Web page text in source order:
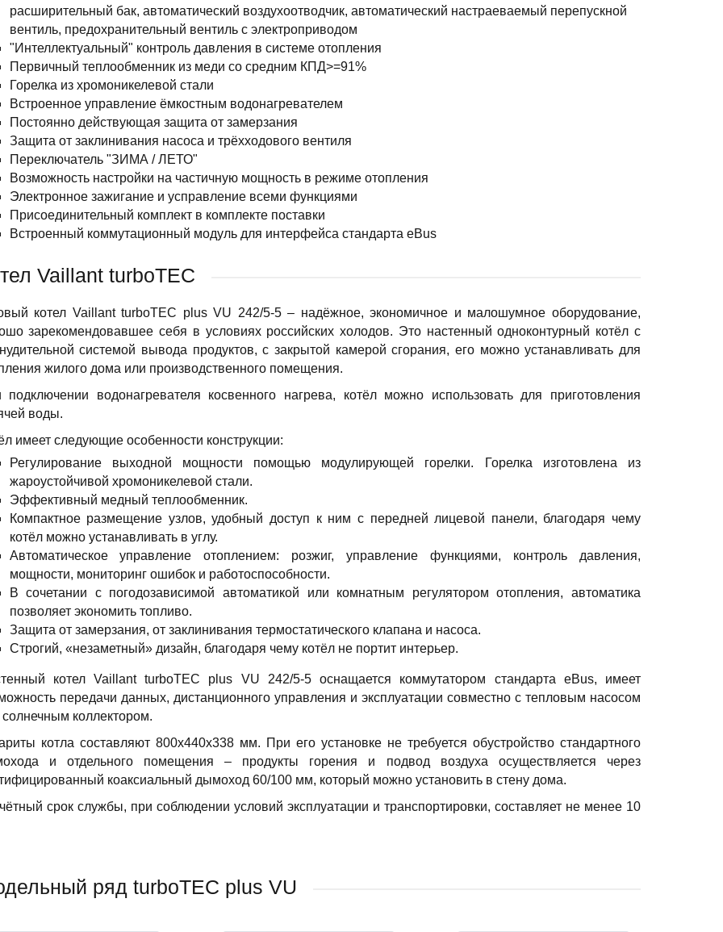
расширительный бак, автоматический воздухоотводчик, автоматический настраеваемый перепускной
вентиль, предохранительный вентиль с электроприводом
"Интеллектуальный" контроль давления в системе отопления
Первичный теплообменник из меди со средним КПД>=91%
Горелка из хромоникелевой стали
Встроенное управление ёмкостным водонагревателем
Постоянно действующая защита от замерзания
Защита от заклинивания насоса и трёхходового вентиля
Переключатель "ЗИМА / ЛЕТО"
Возможность настройки на частичную мощность в режиме отопления
Электронное зажигание и усправление всеми функциями
Присоединительный комплект в комплекте поставки
Встроенный коммутационный модуль для интерфейса стандарта eBus
Vaillant turboTEC
котел Vaillant turboTEC plus VU 242/5-5 – надёжное, экономичное и малошумное оборудование,
зарекомендовавшее себя в условиях российских холодов. Это настенный одноконтурный котёл с
системой вывода продуктов, с закрытой камерой сгорания, его можно устанавливать для
жилого дома или производственного помещения.
подключении водонагревателя косвенного нагрева, котёл можно использовать для приготовления
воды.
имеет следующие особенности конструкции:
Регулирование выходной мощности помощью модулирующей горелки. Горелка изготовлена из
жароустойчивой хромоникелевой стали.
Эффективный медный теплообменник.
Компактное размещение узлов, удобный доступ к ним с передней лицевой панели, благодаря чему
котёл можно устанавливать в углу.
Автоматическое управление отоплением: розжиг, управление функциями, контроль давления,
мощности, мониторинг ошибок и работоспособности.
В сочетании с погодозависимой автоматикой или комнатным регулятором отопления, автоматика
позволяет экономить топливо.
Защита от замерзания, от заклинивания термостатического клапана и насоса.
Строгий, «незаметный» дизайн, благодаря чему котёл не портит интерьер.
котел Vaillant turboTEC plus VU 242/5-5 оснащается коммутатором стандарта eBus, имеет
передачи данных, дистанционного управления и эксплуатации совместно с тепловым насосом
коллектором.
котла составляют 800х440х338 мм. При его установке не требуется обустройство стандартного
и отдельного помещения – продукты горения и подвод воздуха осуществляется через
коаксиальный дымоход 60/100 мм, который можно установить в стену дома.
срок службы, при соблюдении условий эксплуатации и транспортировки, составляет не менее 10
ряд turboTEC plus VU